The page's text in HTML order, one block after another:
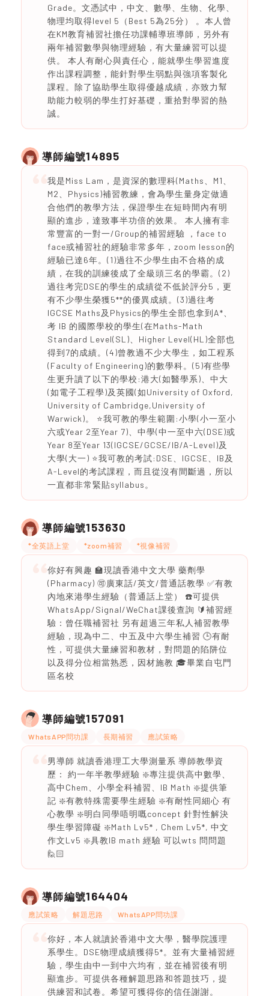
Grade。文憑試中，中文、數學、生物、化學、
物理均取得level 5（Best 5為25分） 。本人曾
在KM教育補習社擔任功課輔導班導師，另外有
兩年補習數學與物理經驗，有大量練習可以提
供。 本人有耐心與責任心，能就學生學習進度
作出課程調整，能針對學生弱點與強項客製化
課程。除了協助學生取得優越成績，亦致力幫
助能力較弱的學生打好基礎，重拾對學習的熱
誠。
導師編號14895
我是Miss Lam，是資深的數理科(Maths、M1、
M2、Physics)補習教練，會為學生量身定做適
合他們的教學方法，保證學生在短時間內有明
顯的進步，達致事半功倍的效果。 本人擁有非
常豐富的一對一/Group的補習經驗 ，face to
face或補習社的經驗非常多年，zoom lesson的
經驗已達6年。(1)過往不少學生由不合格的成
績，在我的訓練後成了全級頭三名的學霸。(2)
過往考完DSE的學生的成績從不低於評分5，更
有不少學生榮獲5**的優異成績。(3)過往考
IGCSE Maths及Physics的學生全部也拿到A*、
考 IB 的國際學校的學生(在Maths-Math
Standard Level(SL)、Higher Level(HL)全部也
得到7的成績。(4)曾教過不少大學生，如工程系
(Faculty of Engineering)的數學科。(5)有些學
生更升讀了以下的學校:港大(如醫學系)、中大
(如電子工程學)及英國(如University of Oxford,
University of Cambridge,University of
Warwick)。 ⭐️我可教的學生範圍:小學(小一至小
六或Year 2至Year 7)、中學(中一至中六(DSE)或
Year 8至Year 13(IGCSE/GCSE/IB/A-Level)及
大學(大一) ⭐️我可教的考試:DSE、IGCSE、IB及
A-Level的考試課程，而且從沒有間斷過，所以
一直都非常緊貼syllabus。
導師編號153630
*全英語上堂 *zoom補習 *視像補習
你好有興趣 🏫現讀香港中文大學 藥劑學
(Pharmacy) 🉑廣東話/英文/普通話教學 ✅有教
內地來港學生經驗（普通話上堂） ☎️可提供
WhatsApp/Signal/WeChat課後查詢 🔰補習經
驗：曾任職補習社 另有超過三年私人補習教學
經驗，現為中二、中五及中六學生補習 🕒有耐
性，可提供大量練習和教材，對問題的陷阱位
以及得分位相當熟悉，因材施教 🎓畢業自屯門
區名校
導師編號157091
WhatsAPP問功課 長期補習 應試策略
男導師 就讀香港理工大學測量系 導師教學資
歷： 約一年半教學經驗 ❇️專注提供高中數學、
高中Chem、小學全科補習、IB Math ❇️提供筆
記 ❇️有教特殊需要學生經驗 ❇️有耐性同細心 有
心教學 ❇️明白同學唔明嘅concept 針對性解決
學生學習障礙 ❇️Math Lv5* , Chem Lv5*, 中文
作文Lv5 ❇️具教IB math 經驗 可以wts 問問題
🙋🏻
導師編號164404
應試策略 解題思路 WhatsAPP問功課
你好，本人就讀於香港中文大學，醫學院護理
系學生。DSE物理成績獲得5*。並有大量補習經
驗，學生由中一到中六均有，並在補習後有明
顯進步。可提供各種解題思路和答題技巧，提
供練習和試卷。希望可獲得你的信任謝謝。